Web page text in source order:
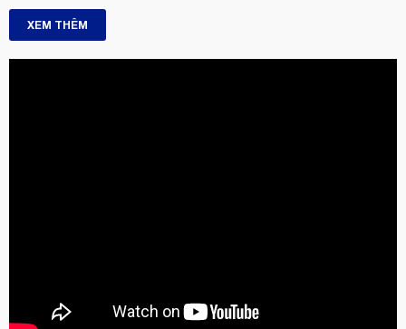
XEM THÊM